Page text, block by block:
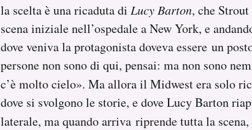
la scelta è una ricaduta di Lucy Barton, che
scena iniziale nell’ospedale a New York, e
dove veniva la protagonista doveva essere un
persone non sono di qui, pensai: ma non sono
c’è molto cielo». Ma allora il Midwest era solo
dove si svolgono le storie, e dove Lucy Barton
laterale, ma quando arriva riprende tutta la